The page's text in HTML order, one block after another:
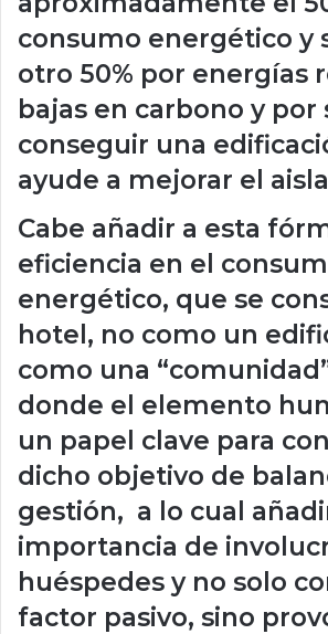
consumo energético y
otro 50% por energías
bajas en carbono y por
conseguir una
ayude a mejorar el
Cabe añadir a esta
eficiencia en el
energético, que se
hotel, no como un
como una
donde el elemento
un papel clave para
dicho objetivo de
gestión, a lo cual
importancia de
huéspedes y no solo
factor pasivo, sino